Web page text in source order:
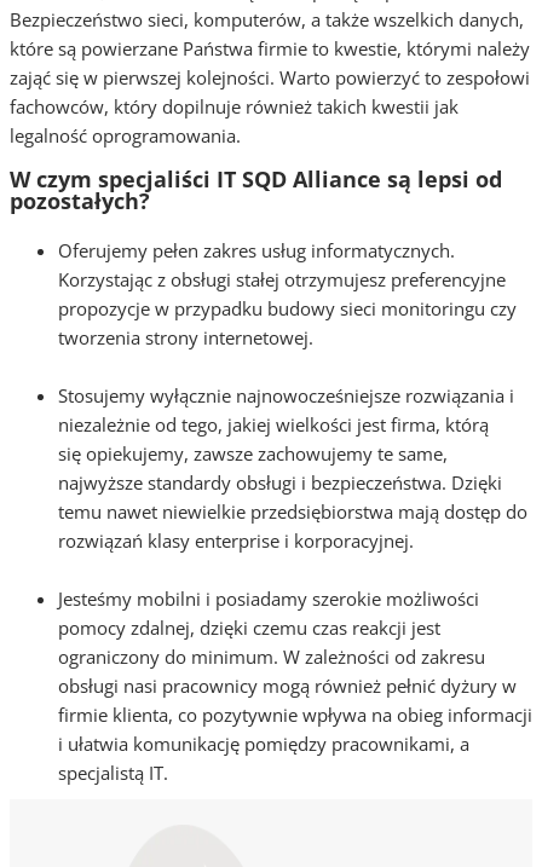
Bezpieczeństwo sieci, komputerów, a także wszelkich danych,
które są powierzane Państwa firmie to kwestie, którymi należy
zająć się w pierwszej kolejności. Warto powierzyć to zespołowi
fachowców, który dopilnuje również takich kwestii jak
legalność oprogramowania.
W czym specjaliści IT SQD Alliance są lepsi od
pozostałych?
Oferujemy pełen zakres usług informatycznych.
Korzystając z obsługi stałej otrzymujesz preferencyjne
propozycje w przypadku budowy sieci monitoringu czy
tworzenia strony internetowej.
Stosujemy wyłącznie najnowocześniejsze rozwiązania i
niezależnie od tego, jakiej wielkości jest firma, którą
się opiekujemy, zawsze zachowujemy te same,
najwyższe standardy obsługi i bezpieczeństwa. Dzięki
temu nawet niewielkie przedsiębiorstwa mają dostęp do
rozwiązań klasy enterprise i korporacyjnej.
Jesteśmy mobilni i posiadamy szerokie możliwości
pomocy zdalnej, dzięki czemu czas reakcji jest
ograniczony do minimum. W zależności od zakresu
obsługi nasi pracownicy mogą również pełnić dyżury w
firmie klienta, co pozytywnie wpływa na obieg informacji
i ułatwia komunikację pomiędzy pracownikami, a
specjalistą IT.